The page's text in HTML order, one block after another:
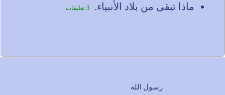
ماذا تبقى من بلاد الأنبياء.
3 تعليقات
رسول الله